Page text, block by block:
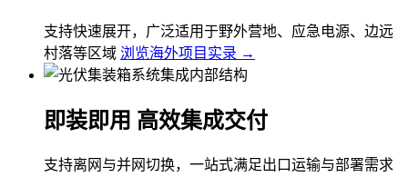
支持快速展开，广泛适用于野外营地、应急电源、边远
村落等区域 浏览海外项目实录 →
即装即用 高效集成交付
支持离网与并网切换，一站式满足出口运输与部署需求